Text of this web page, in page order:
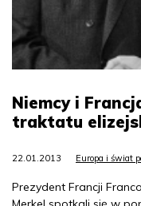
Niemcy i
traktatu
22.01.2013 Europa i świat
Prezydent Francji